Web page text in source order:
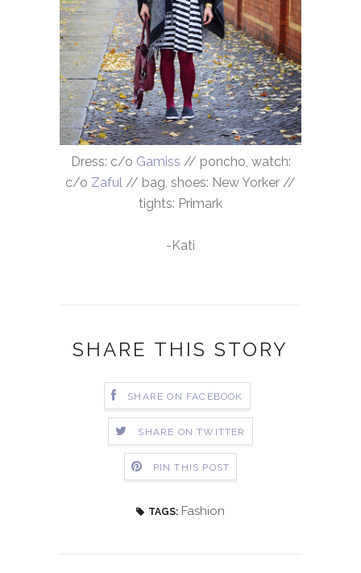
Dress: c/o Gamiss // poncho, watch:
c/o Zaful // bag, shoes: New Yorker //
tights: Primark
-Kati
SHARE THIS STORY
SHARE ON FACEBOOK
SHARE ON TWITTER
PIN THIS POST
TAGS: Fashion